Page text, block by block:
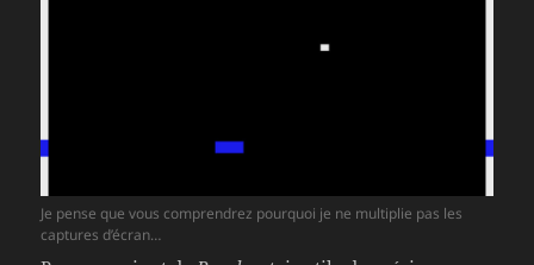
Je pense que vous comprendrez pourquoi je ne multiplie pas les
captures d’écran…